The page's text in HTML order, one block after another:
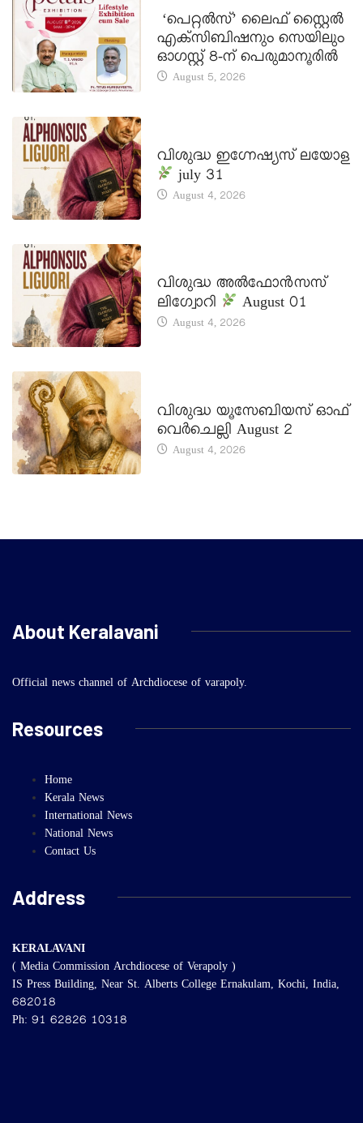
‘പെറ്റൽസ്’ ലൈഫ് സ്റ്റൈൽ
എക്സിബിഷനും സെയിലും
ഓഗസ്റ്റ് 8-ന് പെരുമാനൂരിൽ
August 5, 2026
വിശുദ്ധ ഇഗ്നേഷ്യസ് ലയോള
july 31
August 4, 2026
വിശുദ്ധ അൽഫോൻസസ്
ലിഗ്വോറി
August 01
August 4, 2026
വിശുദ്ധ യൂസേബിയസ് ഓഫ്
വെർചെല്ലി August 2
August 4, 2026
About Keralavani
Official news channel of Archdiocese of varapoly.
Resources
Home
Kerala News
International News
National News
Contact Us
Address
KERALAVANI
( Media Commission Archdiocese of Verapoly )
IS Press Building, Near St. Alberts College Ernakulam, Kochi, India,
682018
Ph: 91 62826 10318